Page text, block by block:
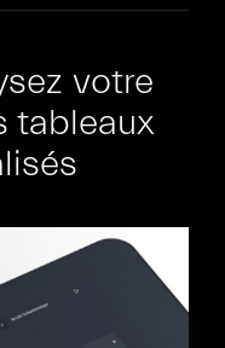
votre
tableaux